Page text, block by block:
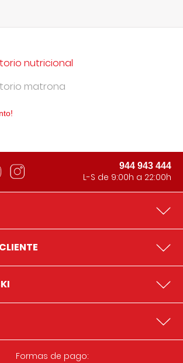
nutricional
matrona
944 943 444
L-S de 9:00h a 22:00h
Formas de pago: